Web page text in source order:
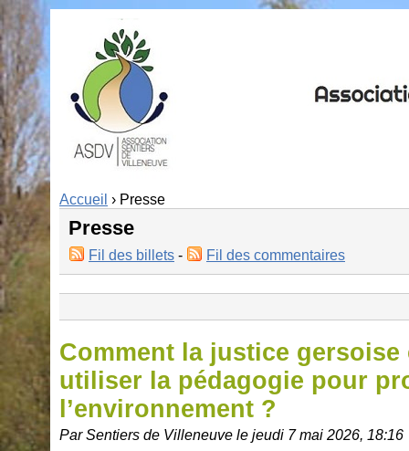
Accueil › Presse
Presse
Fil des billets - Fil des commentaires
Comment la justice gersoise
utiliser la pédagogie pour
l’environnement ?
Par Sentiers de Villeneuve le jeudi 7 mai 2026, 18:16